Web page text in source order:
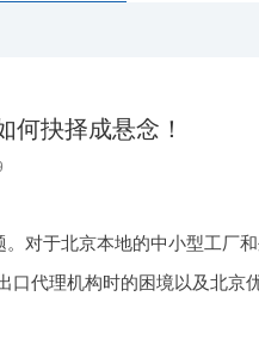
何抉择成悬念！
对于北京本地的中小型工厂
口代理机构时的困境以及北京